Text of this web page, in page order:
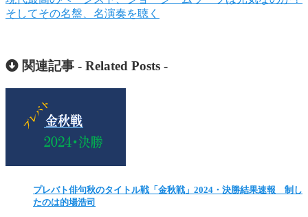
そしてその名盤、名演奏を聴く
関連記事 - Related Posts -
プレバト俳句秋のタイトル戦「金秋戦」2024・決勝結果速報 制し
たのは的場浩司